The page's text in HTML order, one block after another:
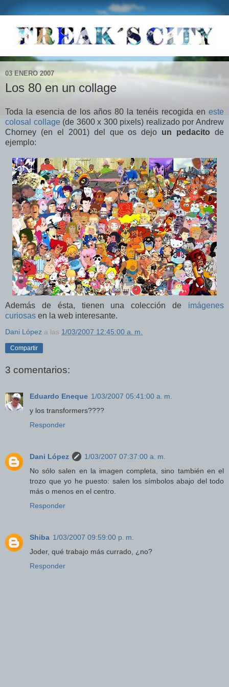
03 ENERO 2007
Los 80 en un collage
Toda la esencia de los años 80 la tenéis recogida en este
colosal collage (de 3600 x 300 pixels) realizado por Andrew
Chorney (en el 2001) del que os dejo un pedacito de
ejemplo:
Además de ésta, tienen una colección de imágenes
curiosas en la web interesante.
Dani López a las 1/03/2007 12:45:00 a. m.
Compartir
3 comentarios:
Eduardo Eneque 1/03/2007 05:41:00 a. m.
y los transformers????
Responder
Dani López
1/03/2007 07:37:00 a. m.
No sólo salen en la imagen completa, sino también en el
trozo que yo he puesto: salen los símbolos abajo del todo
más o menos en el centro.
Responder
Shiba 1/03/2007 09:59:00 p. m.
Joder, qué trabajo más currado, ¿no?
Responder